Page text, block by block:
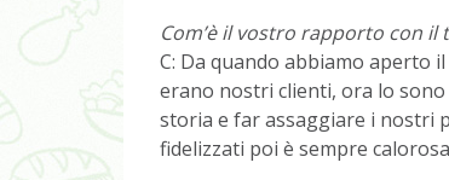
Com’è il vostro rapporto con
C: Da quando abbiamo aperto
erano nostri clienti, ora lo
storia e far assaggiare i nostri
fidelizzati poi è sempre